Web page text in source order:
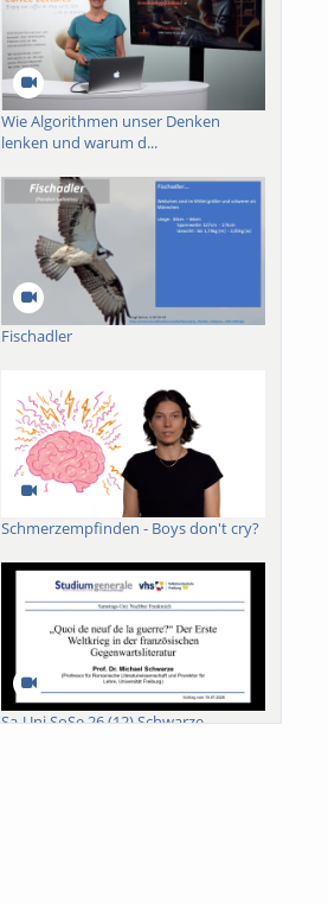
Wie Algorithmen unser Denken
lenken und warum d...
Fischadler
Schmerzempfinden - Boys don't cry?
Sa-Uni SoSe 26 (12) Schwarze